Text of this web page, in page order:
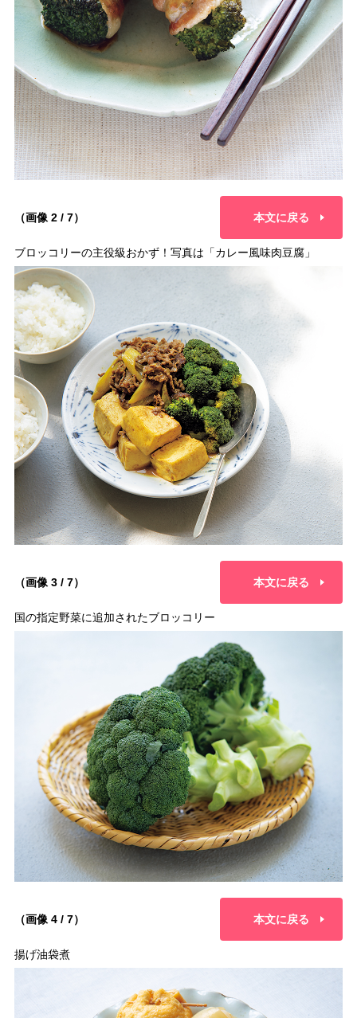
（画像 2 / 7） 本文に戻る
ブロッコリーの主役級おかず！写真は「カレー風味肉豆腐」
（画像 3 / 7） 本文に戻る
国の指定野菜に追加されたブロッコリー
（画像 4 / 7） 本文に戻る
揚げ油袋煮